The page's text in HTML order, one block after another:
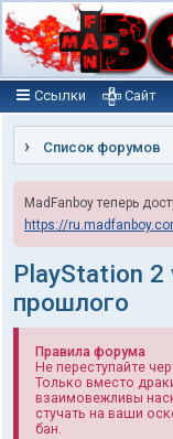
Ссылки Сайт
Список форумов
MadFanboy теперь
https://
PlayStation 2
прошлого
Правила форума
Не переступайте
Только вместо
взаимовежливы
стучать на ваши
бан.